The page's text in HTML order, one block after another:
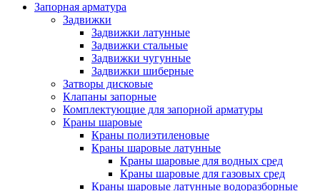
Запорная арматура
Задвижки
Задвижки латунные
Задвижки стальные
Задвижки чугунные
Задвижки шиберные
Затворы дисковые
Клапаны запорные
Комплектующие для запорной арматуры
Краны шаровые
Краны полиэтиленовые
Краны шаровые латунные
Краны шаровые для водных сред
Краны шаровые для газовых сред
Краны шаровые латунные водоразборные